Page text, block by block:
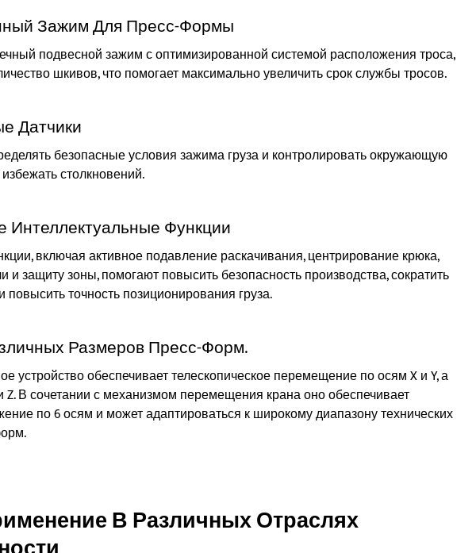
Зажим Для Пресс-Формы
подвесной зажим с оптимизированной системой расположения троса,
шкивов, что помогает максимально увеличить срок службы тросов.
Датчики
безопасные условия зажима груза и контролировать окружающую
столкновений.
Интеллектуальные Функции
включая активное подавление раскачивания, центрирование крюка,
и защиту зоны, помогают повысить безопасность производства, сократить
точность позиционирования груза.
Размеров Пресс-Форм.
устройство обеспечивает телескопическое перемещение по осям X и Y, а
В сочетании с механизмом перемещения крана оно обеспечивает
по 6 осям и может адаптироваться к широкому диапазону технических
В Различных Отраслях